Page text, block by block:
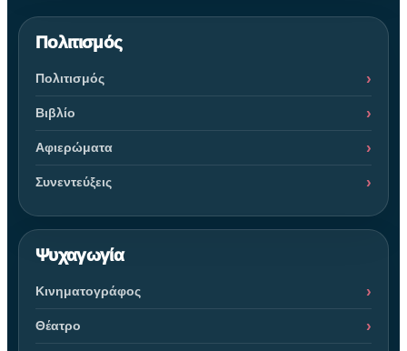
Πολιτισμός
Πολιτισμός
Βιβλίο
Αφιερώματα
Συνεντεύξεις
Ψυχαγωγία
Κινηματογράφος
Θέατρο